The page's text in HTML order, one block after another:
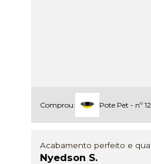
Comprou: Pote Pet - nº
Acabamento perfeito e
Nyedson S.